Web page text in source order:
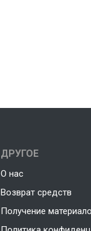
ДРУГОЕ
О нас
Возврат средств
Получение